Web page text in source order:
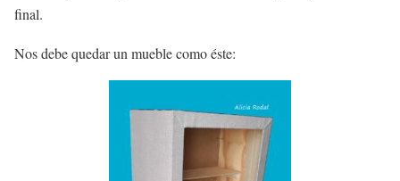
final.
Nos debe quedar un mueble como éste: